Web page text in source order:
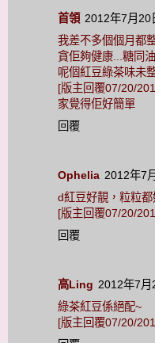
首領 2012年7月20
我差不多個個月都
貪佢夠健康...糖同
呢個紅豆綠茶味未
[版主回覆07/20/
家覺得佢好簡單
回覆
Ophelia 2012年7
d紅豆好靚，粒粒
[版主回覆07/20/
回覆
高Ling 2012年7月
綠茶紅豆係絕配~
[版主回覆07/20/